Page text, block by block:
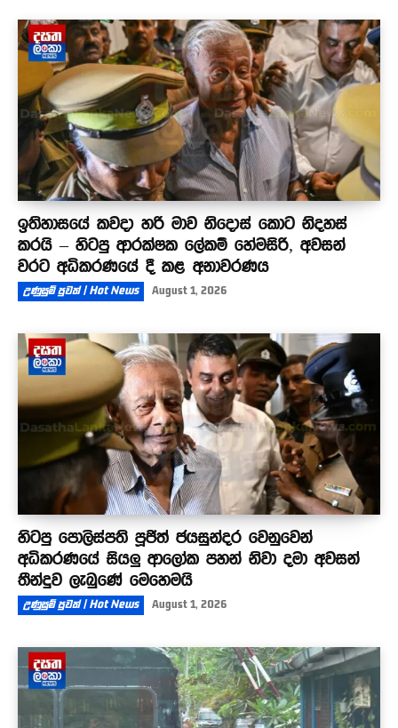
ඉතිහාසයේ කවදා හරි මාව නිදොස් කොට නිදහස්
කරයි – හිටපු ආරක්ෂක ලේකම් හේමසිරි, අවසන්
වරට අධිකරණයේ දී කළ අනාවරණය
උණුසුම් පුවත් | Hot News August 1, 2026
හිටපු පොලිස්පති පූජිත් ජයසුන්දර වෙනුවෙන්
අධිකරණයේ සියලු ආලෝක පහන් නිවා දමා අවසන්
තීන්දුව ලැබුණේ මෙහෙමයි
උණුසුම් පුවත් | Hot News August 1, 2026